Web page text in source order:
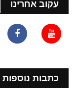
עקוב אחרינו
כתבות נוספות